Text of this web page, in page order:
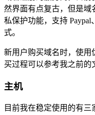
然界面有点复古，但是域
私保护功能，支持 Paypal
式。
新用户购买域名时，使用
买过程可以参考我之前的
主机
目前我在稳定使用的有三